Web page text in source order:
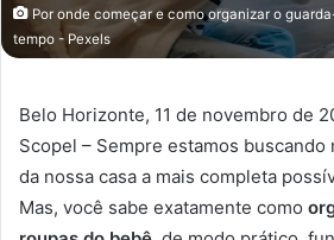
Por onde começar e como organizar o
tempo - Pexels
Belo Horizonte, 11 de novembro de
Scopel – Sempre estamos buscando
da nossa casa a mais completa
Mas, você sabe exatamente como